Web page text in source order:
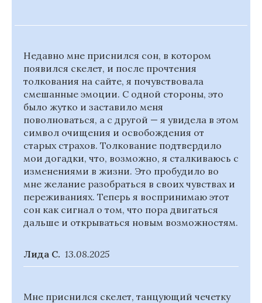
Недавно мне приснился сон, в котором
появился скелет, и после прочтения
толкования на сайте, я почувствовала
смешанные эмоции. С одной стороны, это
было жутко и заставило меня
поволноваться, а с другой — я увидела в этом
символ очищения и освобождения от
старых страхов. Толкование подтвердило
мои догадки, что, возможно, я сталкиваюсь с
изменениями в жизни. Это пробудило во
мне желание разобраться в своих чувствах и
переживаниях. Теперь я воспринимаю этот
сон как сигнал о том, что пора двигаться
дальше и открываться новым возможностям.
Лида С. 13.08.2025
Мне приснился скелет, танцующий чечетку